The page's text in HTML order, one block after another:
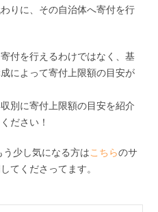
りに、その自治体へ寄付を行
付を行えるわけではなく、基
によって寄付上限額の目安が
別に寄付上限額の目安を紹介
ださい！
少し気になる方はこちらのサ
てくださってます。